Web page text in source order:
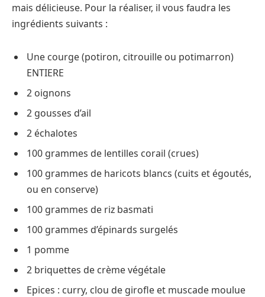
mais délicieuse. Pour la réaliser, il vous faudra les
ingrédients suivants :
Une courge (potiron, citrouille ou potimarron)
ENTIERE
2 oignons
2 gousses d’ail
2 échalotes
100 grammes de lentilles corail (crues)
100 grammes de haricots blancs (cuits et égoutés,
ou en conserve)
100 grammes de riz basmati
100 grammes d’épinards surgelés
1 pomme
2 briquettes de crème végétale
Epices : curry, clou de girofle et muscade moulue